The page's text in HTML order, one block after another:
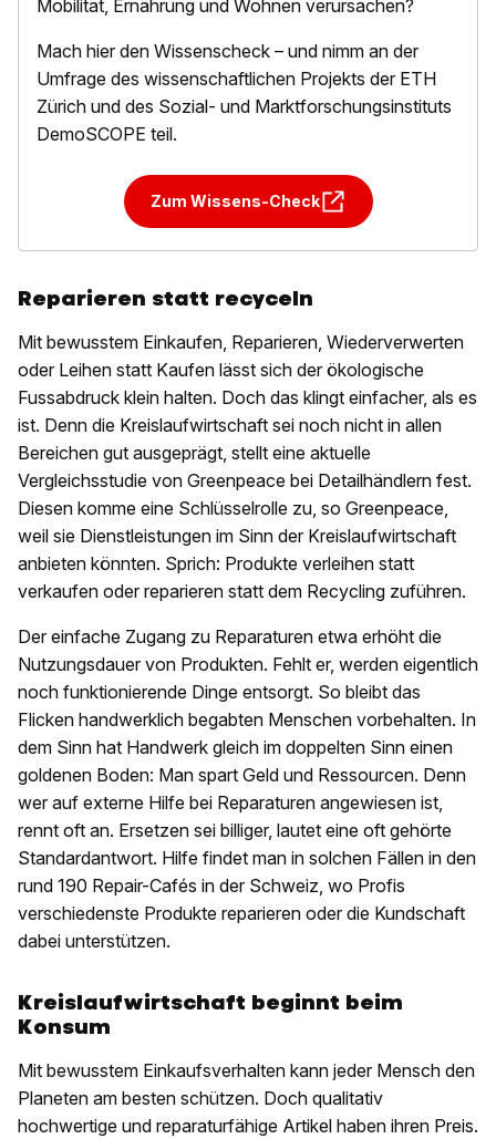
Mobilität, Ernährung und Wohnen verursachen?
Mach hier den Wissenscheck – und nimm an der
Umfrage des wissenschaftlichen Projekts der ETH
Zürich und des Sozial- und Marktforschungsinstituts
DemoSCOPE teil.
Zum Wissens-Check
Reparieren statt recyceln
Mit bewusstem Einkaufen, Reparieren, Wiederverwerten
oder Leihen statt Kaufen lässt sich der ökologische
Fussabdruck klein halten. Doch das klingt einfacher, als es
ist. Denn die Kreislaufwirtschaft sei noch nicht in allen
Bereichen gut ausgeprägt, stellt eine aktuelle
Vergleichsstudie von Greenpeace bei Detailhändlern fest.
Diesen komme eine Schlüsselrolle zu, so Greenpeace,
weil sie Dienstleistungen im Sinn der Kreislaufwirtschaft
anbieten könnten. Sprich: Produkte verleihen statt
verkaufen oder reparieren statt dem Recycling zuführen.
Der einfache Zugang zu Reparaturen etwa erhöht die
Nutzungsdauer von Produkten. Fehlt er, werden eigentlich
noch funktionierende Dinge entsorgt. So bleibt das
Flicken handwerklich begabten Menschen vorbehalten. In
dem Sinn hat Handwerk gleich im doppelten Sinn einen
goldenen Boden: Man spart Geld und Ressourcen. Denn
wer auf externe Hilfe bei Reparaturen angewiesen ist,
rennt oft an. Ersetzen sei billiger, lautet eine oft gehörte
Standardantwort. Hilfe findet man in solchen Fällen in den
rund 190 Repair-Cafés in der Schweiz, wo Profis
verschiedenste Produkte reparieren oder die Kundschaft
dabei unterstützen.
Kreislaufwirtschaft beginnt beim
Konsum
Mit bewusstem Einkaufsverhalten kann jeder Mensch den
Planeten am besten schützen. Doch qualitativ
hochwertige und reparaturfähige Artikel haben ihren Preis.